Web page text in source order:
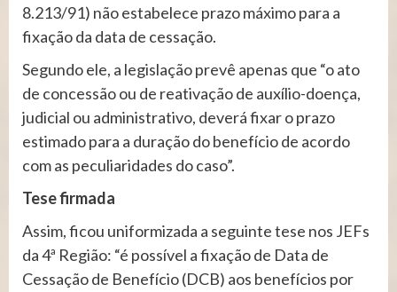
8.213/91) não estabelece prazo máximo para a
fixação da data de cessação.
Segundo ele, a legislação prevê apenas que “o ato
de concessão ou de reativação de auxílio-doença,
judicial ou administrativo, deverá fixar o prazo
estimado para a duração do benefício de acordo
com as peculiaridades do caso”.
Tese firmada
Assim, ficou uniformizada a seguinte tese nos JEFs
da 4ª Região: “é possível a fixação de Data de
Cessação de Benefício (DCB) aos benefícios por